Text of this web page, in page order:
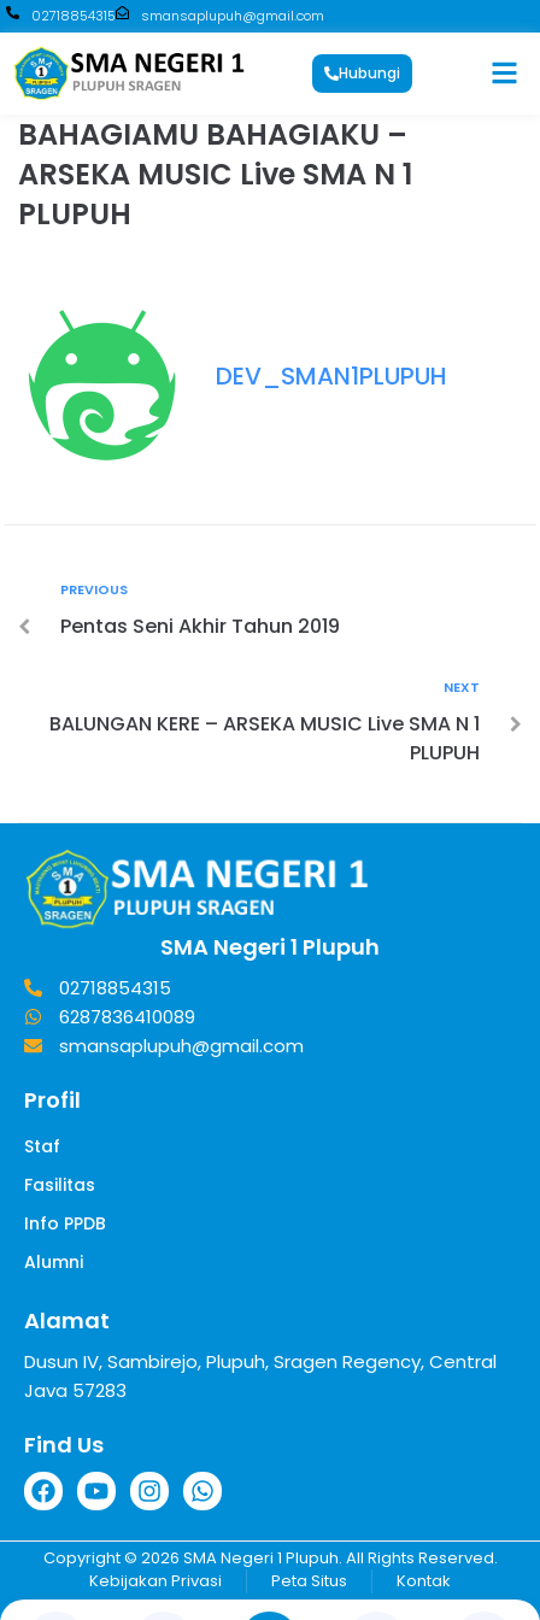
02718854315 smansaplupuh@gmail.com
Hubungi
BAHAGIAMU BAHAGIAKU –
ARSEKA MUSIC Live SMA N 1
PLUPUH
DEV_SMAN1PLUPUH
PREVIOUS
Pentas Seni Akhir Tahun 2019
NEXT
BALUNGAN KERE – ARSEKA MUSIC Live SMA N 1
PLUPUH
SMA Negeri 1 Plupuh
02718854315
6287836410089
smansaplupuh@gmail.com
Profil
Staf
Fasilitas
Info PPDB
Alumni
Alamat
Dusun IV, Sambirejo, Plupuh, Sragen Regency, Central
Java 57283
Find Us
Copyright © 2026 SMA Negeri 1 Plupuh. All Rights Reserved.
Kebijakan Privasi
Peta Situs Kontak